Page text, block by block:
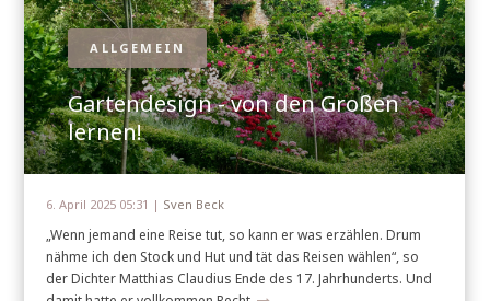
ALLGEMEIN
Gartendesign - von den Großen
lernen!
6. April 2025 05:31 | Sven Beck
„Wenn jemand eine Reise tut, so kann er was erzählen. Drum
nähme ich den Stock und Hut und tät das Reisen wählen“, so
der Dichter Matthias Claudius Ende des 17. Jahrhunderts. Und